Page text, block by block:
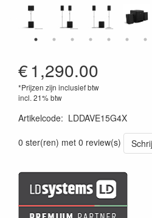
€1,290.00
*Prijzen zijn inclusief btw
incl. 21% btw
Artikelcode: LDDAVE15G4X
0 ster(ren) met 0 review(s)